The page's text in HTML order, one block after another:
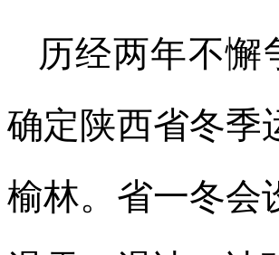
历经两年不懈
确定陕西省冬季
榆林。省一冬会